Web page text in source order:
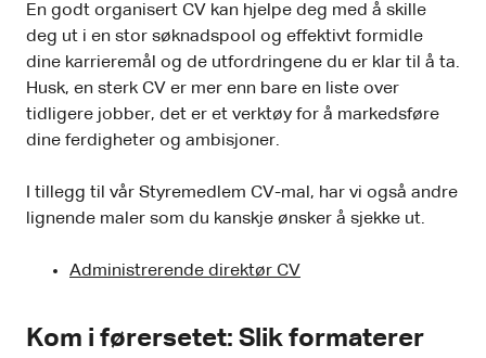
En godt organisert CV kan hjelpe deg med å skille
deg ut i en stor søknadspool og effektivt formidle
dine karrieremål og de utfordringene du er klar til å ta.
Husk, en sterk CV er mer enn bare en liste over
tidligere jobber, det er et verktøy for å markedsføre
dine ferdigheter og ambisjoner.
I tillegg til vår Styremedlem CV-mal, har vi også andre
lignende maler som du kanskje ønsker å sjekke ut.
Administrerende direktør CV
Kom i førersetet: Slik formaterer